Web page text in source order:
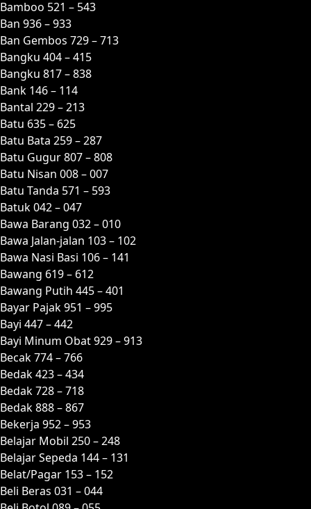
Bamboo 521 – 543
Ban 936 – 933
Ban Gembos 729 – 713
Bangku 404 – 415
Bangku 817 – 838
Bank 146 – 114
Bantal 229 – 213
Batu 635 – 625
Batu Bata 259 – 287
Batu Gugur 807 – 808
Batu Nisan 008 – 007
Batu Tanda 571 – 593
Batuk 042 – 047
Bawa Barang 032 – 010
Bawa Jalan-jalan 103 – 102
Bawa Nasi Basi 106 – 141
Bawang 619 – 612
Bawang Putih 445 – 401
Bayar Pajak 951 – 995
Bayi 447 – 442
Bayi Minum Obat 929 – 913
Becak 774 – 766
Bedak 423 – 434
Bedak 728 – 718
Bedak 888 – 867
Bekerja 952 – 953
Belajar Mobil 250 – 248
Belajar Sepeda 144 – 131
Belat/Pagar 153 – 152
Beli Beras 031 – 044